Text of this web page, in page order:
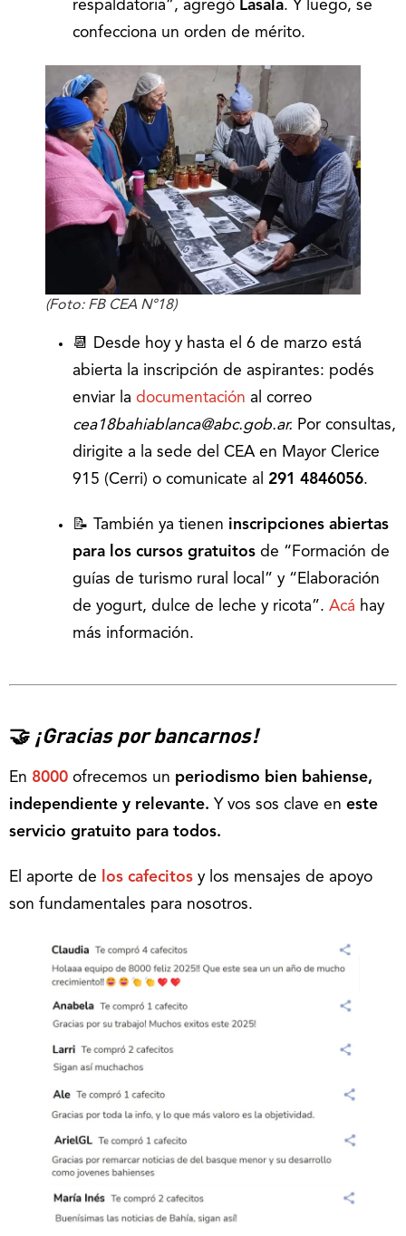
respaldatoria”, agregó Lasala. Y luego, se
confecciona un orden de mérito.
(Foto: FB CEA N°18)
📆 Desde hoy y hasta el 6 de marzo está
abierta la inscripción de aspirantes: podés
enviar la documentación al correo
cea18bahiablanca@abc.gob.ar. Por consultas,
dirigite a la sede del CEA en Mayor Clerice
915 (Cerri) o comunicate al 291 4846056.
📝 También ya tienen inscripciones abiertas
para los cursos gratuitos de “Formación de
guías de turismo rural local” y “Elaboración
de yogurt, dulce de leche y ricota”. Acá hay
más información.
🤝 ¡Gracias por bancarnos!
En 8000 ofrecemos un periodismo bien bahiense,
independiente y relevante. Y vos sos clave en este
servicio gratuito para todos.
El aporte de los cafecitos y los mensajes de apoyo
son fundamentales para nosotros.